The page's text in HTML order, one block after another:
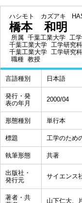
ハシモト カズアキ
橋本 和明
所属 千葉工業大学 工
千葉工業大学 工学研究
千葉工業大学 工学研究
職種 教授
言語種別 日本語
発行・発
表の年月
2000/04
形態種別 単行本
標題 工学のため
執筆形態 共著
出版社・
発行元
サイエンス
著者・共
山下仁大、